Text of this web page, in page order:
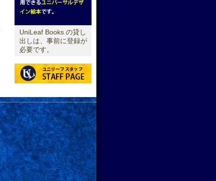
UniLeaf Books の貸し
出しは、事前に登録が
必要です。